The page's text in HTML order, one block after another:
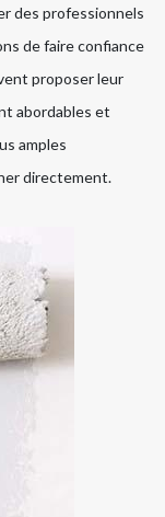
des professionnels
de faire confiance
proposer leur
abordables et
amples
directement.